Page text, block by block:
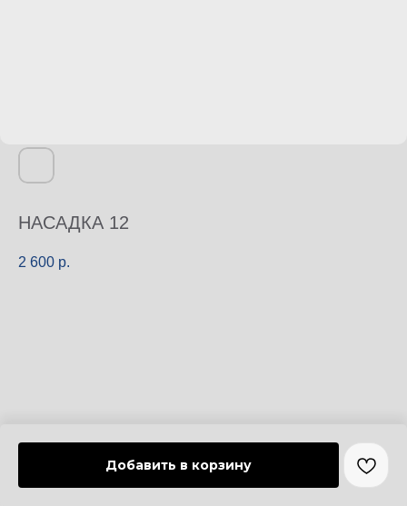
НАСАДКА 12
2 600 р.
Добавить в корзину